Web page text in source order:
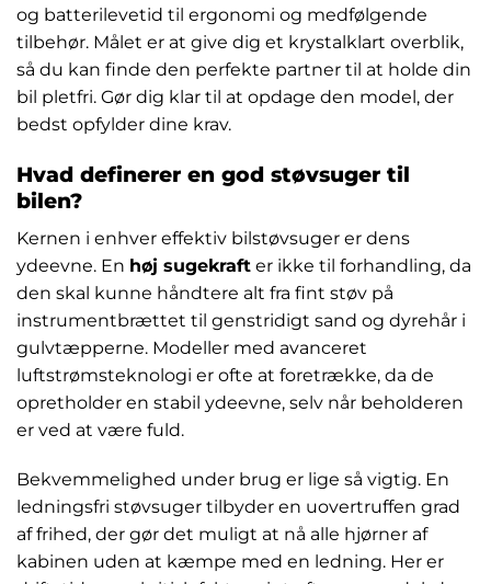
og batterilevetid til ergonomi og medfølgende
tilbehør. Målet er at give dig et krystalklart overblik,
så du kan finde den perfekte partner til at holde din
bil pletfri. Gør dig klar til at opdage den model, der
bedst opfylder dine krav.
Hvad definerer en god støvsuger til
bilen?
Kernen i enhver effektiv bilstøvsuger er dens
ydeevne. En høj sugekraft er ikke til forhandling, da
den skal kunne håndtere alt fra fint støv på
instrumentbrættet til genstridigt sand og dyrehår i
gulvtæpperne. Modeller med avanceret
luftstrømsteknologi er ofte at foretrække, da de
opretholder en stabil ydeevne, selv når beholderen
er ved at være fuld.
Bekvemmelighed under brug er lige så vigtig. En
ledningsfri støvsuger tilbyder en uovertruffen grad
af frihed, der gør det muligt at nå alle hjørner af
kabinen uden at kæmpe med en ledning. Her er